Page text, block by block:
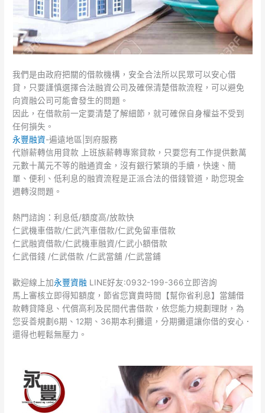
我們是由政府把關的借款機構，安全合法所以民眾可以安心借
貸，只要謹慎選擇合法融資公司及確保清楚借款流程，可以避免
向資融公司可能會發生的問題。
因此，在借款前一定要清楚了解細節，就可確保自身權益不受到
任何損失。
永豐融資-遍遠地區|到府服務
代辦薪轉信用貸款 上班族薪轉專案貸款，只要您有工作提供數萬
元數十萬元不等的融通資金，沒有銀行繁瑣的手續，快速、簡
單、便利、低利息的融資流程是正派合法的借錢管道，助您現金
週轉沒問題。
熱門諮詢：利息低/額度高/放款快
仁武機車借款/仁武汽車借款/仁武免留車借款
仁武融資借款/仁武機車融資/仁武小額借款
仁武借錢 /仁武借款 /仁武當舖 /仁武當鋪
歡迎線上加永豐資融 LINE好友:0932-199-366立即咨詢
馬上審核立即得知額度，節省您寶貴時間【幫你省利息】當舖借
款轉貸降息、代償高利及民間代書借款，依您能力規劃理財，為
您妥善規劃6期、12期、36期本利攤還，分期攤還讓你借的安心．
還得也輕鬆無壓力。